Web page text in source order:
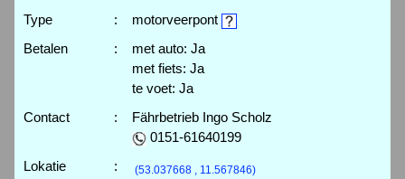
Type
:
motorveerpont
Betalen
:
met auto: Ja
met fiets: Ja
te voet: Ja
Contact
:
Fährbetrieb Ingo Scholz
0151-61640199
Lokatie
: (53.037668 , 11.567846)